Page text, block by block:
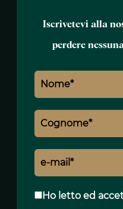
Iscrivetevi alla
perdere
Ho letto ed